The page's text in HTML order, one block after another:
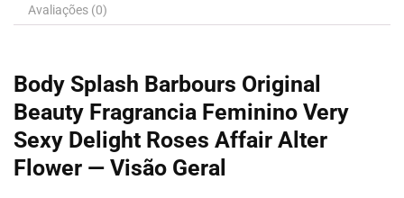
Avaliações (0)
Body Splash Barbours Original
Beauty Fragrancia Feminino Very
Sexy Delight Roses Affair Alter
Flower — Visão Geral